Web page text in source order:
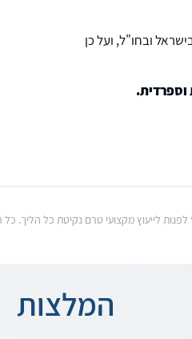
ובחו"ל, ועל כן
וספרדית.
לפנות לייעוץ מקצועי טרם נקיטת כל
המלצות